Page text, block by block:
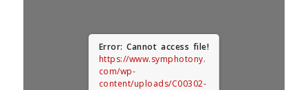
Error: Cannot access file!
https://www.symphotony.
com/wp-
content/uploads/C00302-